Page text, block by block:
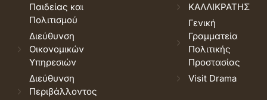
Παιδείας και
Πολιτισμού
Διεύθυνση
Οικονομικών
Υπηρεσιών
Διεύθυνση
Περιβάλλοντος
ΚΑΛΛΙΚΡΑΤΗΣ
Γενική
Γραμματεία
Πολιτικής
Προστασίας
Visit Drama